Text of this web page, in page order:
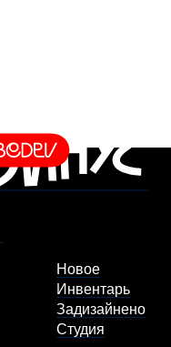
Новое
Инвентарь
Задизайнено
Студия